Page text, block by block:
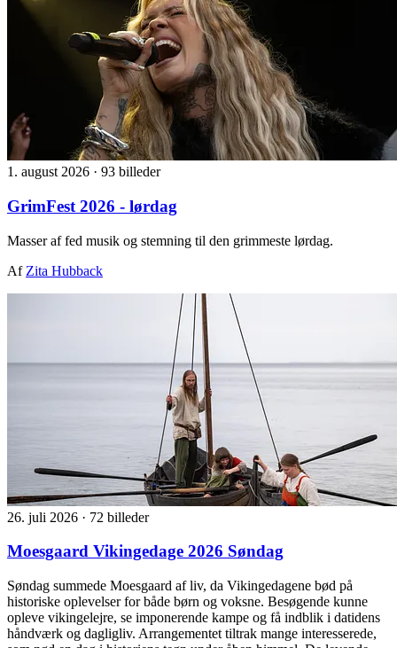
1. august 2026 · 93 billeder
GrimFest 2026 - lørdag
Masser af fed musik og stemning til den grimmeste lørdag.
Af Zita Hubback
26. juli 2026 · 72 billeder
Moesgaard Vikingedage 2026 Søndag
Søndag summede Moesgaard af liv, da Vikingedagene bød på
historiske oplevelser for både børn og voksne. Besøgende kunne
opleve vikingelejre, se imponerende kampe og få indblik i datidens
håndværk og dagligliv. Arrangementet tiltrak mange interesserede,